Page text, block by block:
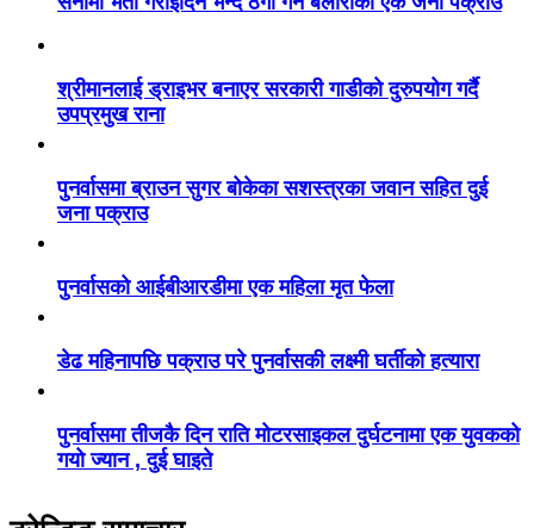
श्रीमानलाई ड्राइभर बनाएर सरकारी गाडीको दुरुपयोग गर्दै
उपप्रमुख राना
पुनर्वासमा ब्राउन सुगर बोकेका सशस्त्रका जवान सहित दुई
जना पक्राउ
पुनर्वासको आईबीआरडीमा एक महिला मृत फेला
डेढ महिनापछि पक्राउ परे पुनर्वासकी लक्ष्मी घर्तीको हत्यारा
पुनर्वासमा तीजकै दिन राति मोटरसाइकल दुर्घटनामा एक युवकको
गयो ज्यान , दुई घाइते